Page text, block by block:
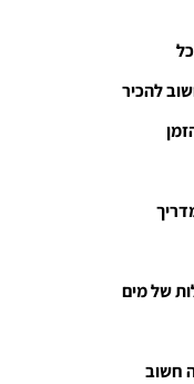
להכיר
של מים
חשוב